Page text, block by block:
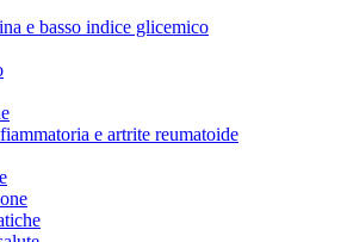
e basso indice glicemico
e artrite reumatoide